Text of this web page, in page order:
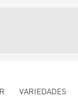
VARIEDADES